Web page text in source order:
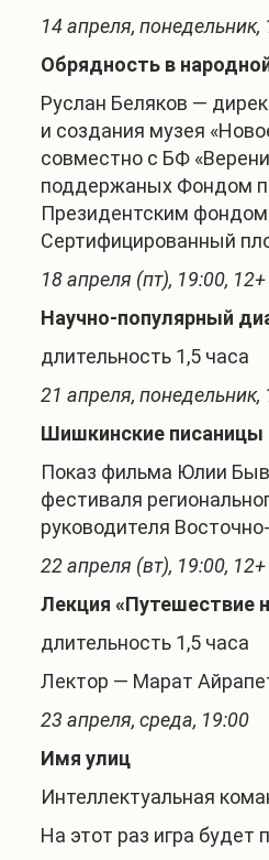
14 апреля, понедельник,
Обрядность в
Руслан Беляков —
и создания музея
совместно с БФ
поддержаных Фондом
Президентским фондом
Сертифицированный
18 апреля (пт), 19:00,
Научно-популярный
длительность 1,5 часа
21 апреля, понедельник,
Шишкинские писаницы
Показ фильма Юлии
фестиваля
руководителя
22 апреля (вт), 19:00, 12+
Лекция «Путешествие
длительность 1,5 часа
Лектор — Марат
23 апреля, среда, 19:00
Имя улиц
Интеллектуальная
На этот раз игра